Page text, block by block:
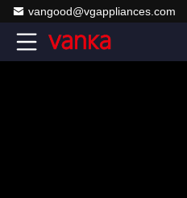
vangood@vgappliances.com